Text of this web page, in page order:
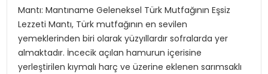
TANYER YAPI ZEMIN MÜHENDISLIĞINDE HEDEF
BÜYÜTTÜ
TOROSLAR’DA PAZAR GERGİNLİĞİ!
Mantı: Mantıname Geleneksel Türk Mutfağının Eşsiz
Lezzeti Mantı, Türk mutfağının en sevilen
yemeklerinden biri olarak yüzyıllardır sofralarda yer
almaktadır. İncecik açılan hamurun içerisine
yerleştirilen kıymalı harç ve üzerine eklenen sarımsaklı